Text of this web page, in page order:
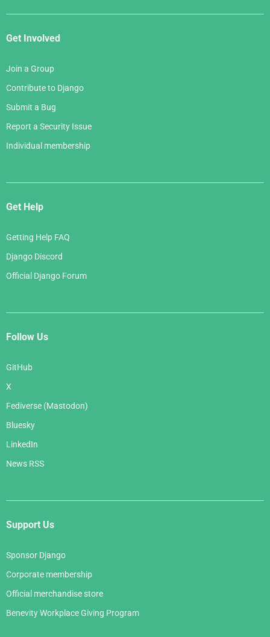
Get Involved
Join a Group
Contribute to Django
Submit a Bug
Report a Security Issue
Individual membership
Get Help
Getting Help FAQ
Django Discord
Official Django Forum
Follow Us
GitHub
X
Fediverse (Mastodon)
Bluesky
LinkedIn
News RSS
Support Us
Sponsor Django
Corporate membership
Official merchandise store
Benevity Workplace Giving Program